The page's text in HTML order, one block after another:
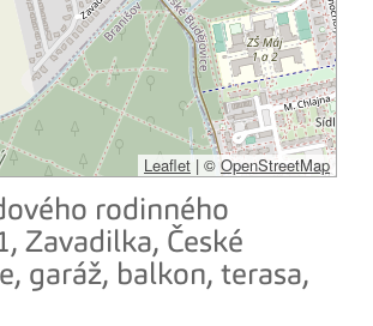
Leaflet | © OpenStreetMap
rodinného
Zavadilka, České
garáž, balkon, terasa,